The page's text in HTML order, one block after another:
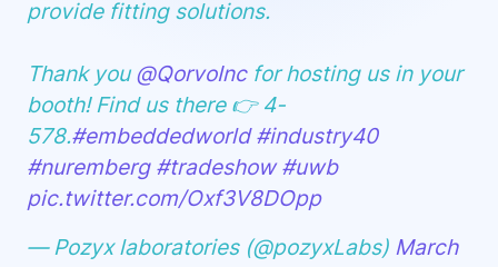
provide fitting solutions.
Thank you @QorvoIncfor hosting us in your
booth! Find us there 👉 4-
578.#embeddedworld #industry40
#nuremberg #tradeshow #uwb
pic.twitter.com/Oxf3V8DOpp
— Pozyx laboratories (@pozyxLabs) March